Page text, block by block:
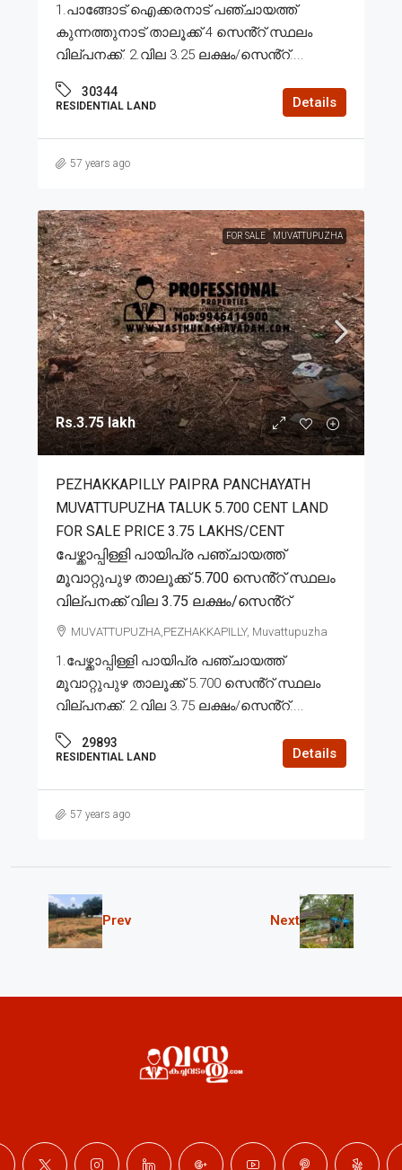
1.പാങ്ങോട് ഐക്കരനാട് പഞ്ചായത്ത്
കുന്നത്തുനാട് താലൂക്ക് 4 സെൻ്റ് സ്ഥലം
വില്പനക്ക്. 2.വില 3.25 ലക്ഷം/സെൻ്റ്....
30344
RESIDENTIAL LAND Details
57 years ago
FOR SALE MUVATTUPUZHA
Rs.3.75 lakh
PEZHAKKAPILLY PAIPRA PANCHAYATH
MUVATTUPUZHA TALUK 5.700 CENT LAND
FOR SALE PRICE 3.75 LAKHS/CENT
പേഴ്ക്കാപ്പിള്ളി പായിപ്ര പഞ്ചായത്ത്
മൂവാറ്റുപുഴ താലൂക്ക് 5.700 സെൻ്റ് സ്ഥലം
വില്പനക്ക് വില 3.75 ലക്ഷം/സെൻ്റ്
MUVATTUPUZHA,PEZHAKKAPILLY, Muvattupuzha
1.പേഴ്ക്കാപ്പിള്ളി പായിപ്ര പഞ്ചായത്ത്
മൂവാറ്റുപുഴ താലൂക്ക് 5.700 സെൻ്റ് സ്ഥലം
വില്പനക്ക്. 2.വില 3.75 ലക്ഷം/സെൻ്റ്....
29893
RESIDENTIAL LAND Details
57 years ago
Prev Next